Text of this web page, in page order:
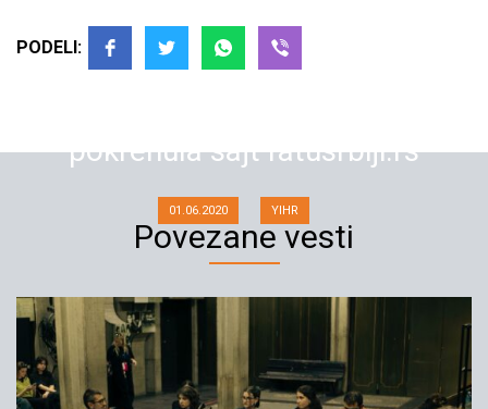
pokrenula sajt ratusrbiji.rs
01.06.2020 YIHR
PODELI:
Povezane vesti